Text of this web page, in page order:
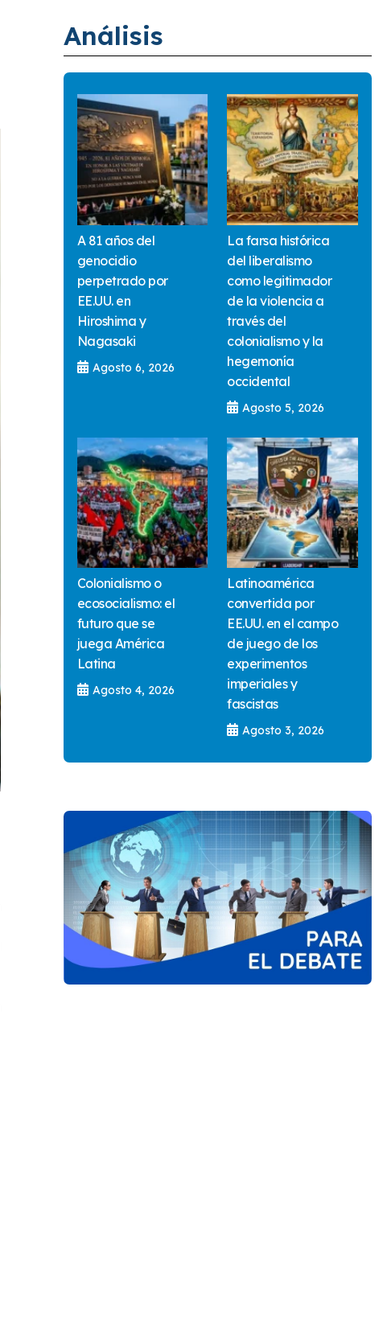
Análisis
A 81 años del
genocidio
perpetrado por
EE.UU. en
Hiroshima y
Nagasaki
Agosto 6, 2026
La farsa histórica
del liberalismo
como legitimador
de la violencia a
través del
colonialismo y la
hegemonía
occidental
Agosto 5, 2026
Colonialismo o
ecosocialismo: el
futuro que se
juega América
Latina
Agosto 4, 2026
Latinoamérica
convertida por
EE.UU. en el campo
de juego de los
experimentos
imperiales y
fascistas
Agosto 3, 2026